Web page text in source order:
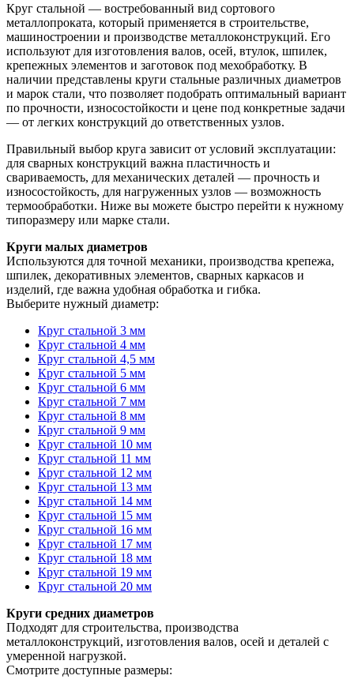
Круг стальной — востребованный вид сортового
металлопроката, который применяется в строительстве,
машиностроении и производстве металлоконструкций. Его
используют для изготовления валов, осей, втулок, шпилек,
крепежных элементов и заготовок под мехобработку. В
наличии представлены круги стальные различных диаметров
и марок стали, что позволяет подобрать оптимальный вариант
по прочности, износостойкости и цене под конкретные задачи
— от легких конструкций до ответственных узлов.
Правильный выбор круга зависит от условий эксплуатации:
для сварных конструкций важна пластичность и
свариваемость, для механических деталей — прочность и
износостойкость, для нагруженных узлов — возможность
термообработки. Ниже вы можете быстро перейти к нужному
типоразмеру или марке стали.
Круги малых диаметров
Используются для точной механики, производства крепежа,
шпилек, декоративных элементов, сварных каркасов и
изделий, где важна удобная обработка и гибка.
Выберите нужный диаметр:
Круг стальной 3 мм
Круг стальной 4 мм
Круг стальной 4,5 мм
Круг стальной 5 мм
Круг стальной 6 мм
Круг стальной 7 мм
Круг стальной 8 мм
Круг стальной 9 мм
Круг стальной 10 мм
Круг стальной 11 мм
Круг стальной 12 мм
Круг стальной 13 мм
Круг стальной 14 мм
Круг стальной 15 мм
Круг стальной 16 мм
Круг стальной 17 мм
Круг стальной 18 мм
Круг стальной 19 мм
Круг стальной 20 мм
Круги средних диаметров
Подходят для строительства, производства
металлоконструкций, изготовления валов, осей и деталей с
умеренной нагрузкой.
Смотрите доступные размеры: